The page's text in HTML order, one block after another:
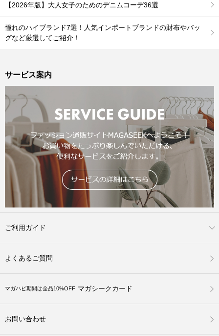
【2026年版】大人女子のためのデニムコーデ36選
憧れのハイブランド7選！人気インポートブランドの財布やバッ
グなど厳選してご紹介！
サービス案内
ご利用ガイド
よくあるご質問
マガハピ期間は全品10%OFF マガシークカード
お問い合わせ